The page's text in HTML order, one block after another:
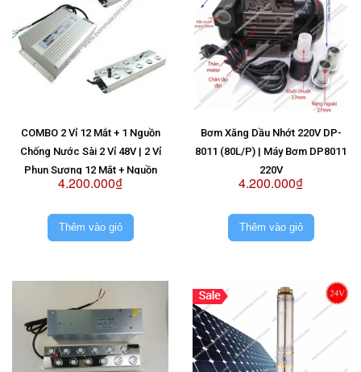
COMBO 2 Vỉ 12 Mắt + 1 Nguồn
Chống Nước Sài 2 Vỉ 48V | 2 Vỉ
Phun Sương 12 Mắt + Nguồn
Chống Nước Sài 2 Vỉ 48V
4.200.000₫
Thêm vào giỏ
Bơm Xăng Dầu Nhớt 220V DP-
8011 (80L/P) | Máy Bơm DP8011
220V
4.200.000₫
Thêm vào giỏ